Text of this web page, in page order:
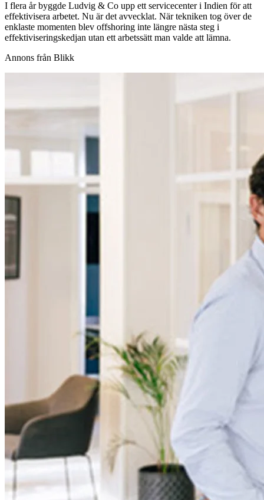
I flera år byggde Ludvig & Co upp ett servicecenter i Indien för att
effektivisera arbetet. Nu är det avvecklat. När tekniken tog över de
enklaste momenten blev offshoring inte längre nästa steg i
effektiviseringskedjan utan ett arbetssätt man valde att lämna.
Annons från Blikk